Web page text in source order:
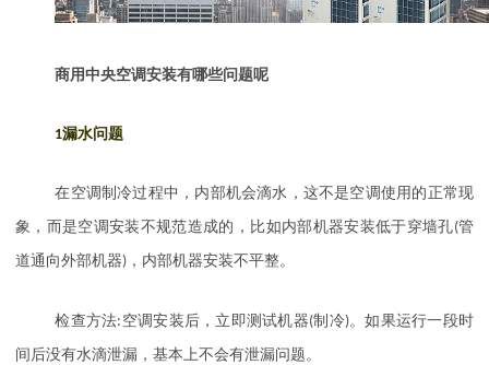
商用中央空调安装有哪些问题呢
1漏水问题
在空调制冷过程中，内部机会滴水，这不是空调使用的正常现
象，而是空调安装不规范造成的，比如内部机器安装低于穿墙孔(管
道通向外部机器) ，内部机器安装不平整。
检查方法: 空调安装后，立即测试机器(制冷)。如果运行一段时
间后没有水滴泄漏，基本上不会有泄漏问题。